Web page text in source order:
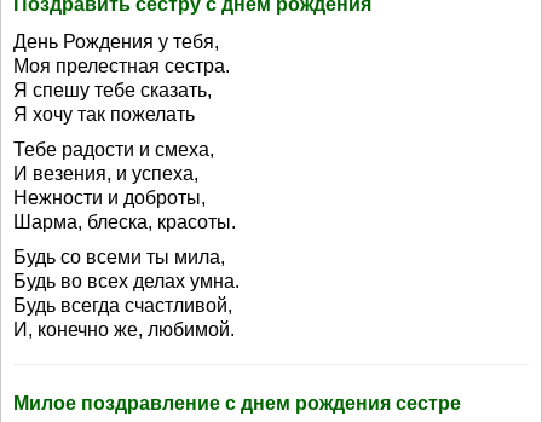
Поздравить сестру с днем рождения
День Рождения у тебя,
Моя прелестная сестра.
Я спешу тебе сказать,
Я хочу так пожелать
Тебе радости и смеха,
И везения, и успеха,
Нежности и доброты,
Шарма, блеска, красоты.
Будь со всеми ты мила,
Будь во всех делах умна.
Будь всегда счастливой,
И, конечно же, любимой.
Милое поздравление с днем рождения сестре